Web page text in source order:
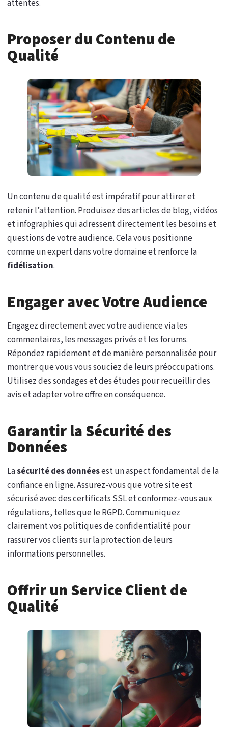
attentes.
Proposer du Contenu de
Qualité
Un contenu de qualité est impératif pour attirer et
retenir l’attention. Produisez des articles de blog, vidéos
et infographies qui adressent directement les besoins et
questions de votre audience. Cela vous positionne
comme un expert dans votre domaine et renforce la
fidélisation.
Engager avec Votre Audience
Engagez directement avec votre audience via les
commentaires, les messages privés et les forums.
Répondez rapidement et de manière personnalisée pour
montrer que vous vous souciez de leurs préoccupations.
Utilisez des sondages et des études pour recueillir des
avis et adapter votre offre en conséquence.
Garantir la Sécurité des
Données
Lasécurité des donnéesest un aspect fondamental de la
confiance en ligne. Assurez-vous que votre site est
sécurisé avec des certificats SSL et conformez-vous aux
régulations, telles que le RGPD. Communiquez
clairement vos politiques de confidentialité pour
rassurer vos clients sur la protection de leurs
informations personnelles.
Offrir un Service Client de
Qualité